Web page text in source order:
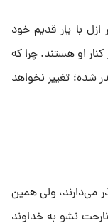
ازل با یار قدیم خود
او هستند. چرا که
شده؛ تغییر نخواهد
می‌دارند، ولی همین
نشو به خداوند